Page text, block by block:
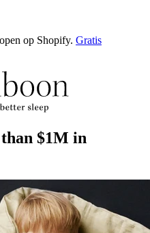
op Shopify. Gratis
$1M in